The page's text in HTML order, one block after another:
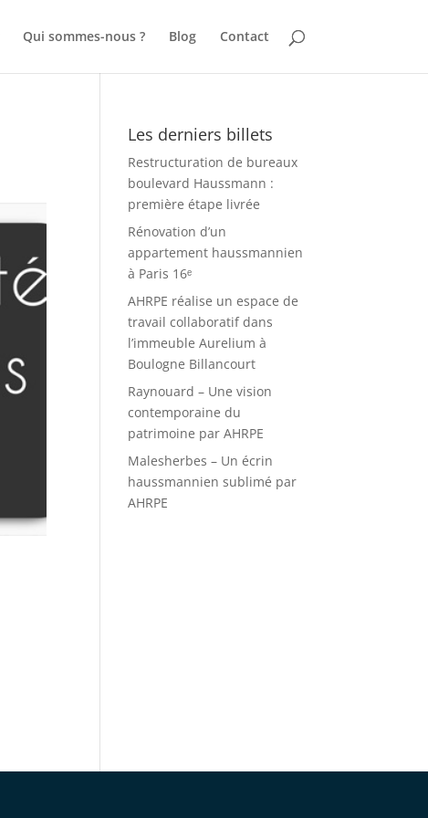
Qui sommes-nous ? Blog Contact
Les derniers billets
Restructuration de bureaux
boulevard Haussmann :
première étape livrée
Rénovation d’un
appartement haussmannien
à Paris 16ᵉ
AHRPE réalise un espace de
travail collaboratif dans
l’immeuble Aurelium à
Boulogne Billancourt
Raynouard – Une vision
contemporaine du
patrimoine par AHRPE
Malesherbes – Un écrin
haussmannien sublimé par
AHRPE